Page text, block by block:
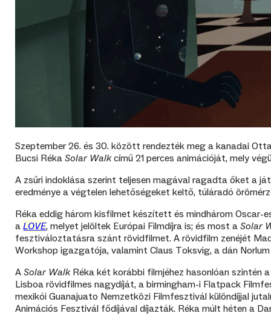
Szeptember 26. és 30. között rendezték meg a kanadai
Bucsi RékaSolar Walkcímű 21 perces animációját, mely
A zsűri indoklása szerint teljesen magával ragadta őket a
eredménye a végtelen lehetőségeket keltő, túláradó
Réka eddig három kisfilmet készített és mindhárom Oscar-
aLOVE, melyet jelöltek Európai Filmdíjra is; és most aSolar
fesztiváloztatásra szánt rövidfilmet. A rövidfilm zenéjét
Workshop igazgatója, valamint Claus Toksvig, a dán
ASolar WalkRéka két korábbi filmjéhez hasonlóan szintén
Lisboa rövidfilmes nagydíját, a birmingham-i Flatpack
mexikói Guanajuato Nemzetközi Filmfesztivál különdíjjal
Animációs Fesztivál fődíjával díjazták. Réka múlt héten a